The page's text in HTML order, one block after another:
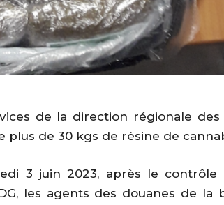
de la direction régionale
plus de 30 kgs de résine de
3 juin 2023, après le
les agents des douanes de